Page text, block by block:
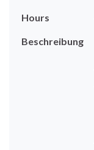
Hours
Beschreibung